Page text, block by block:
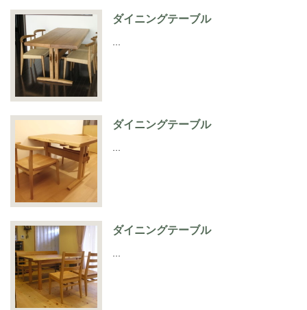
ダイニングテーブル
…
ダイニングテーブル
…
ダイニングテーブル
…